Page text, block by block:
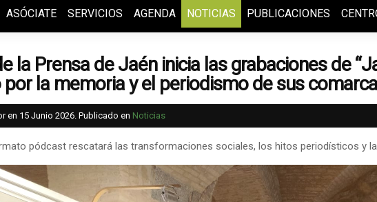
ASÓCIATE SERVICIOS AGENDA NOTICIAS PUBLICACIONES
la Prensa de Jaén inicia las grabaciones de
por la memoria y el periodismo de sus
en 15 Junio 2026. Publicado en Noticias
pódcast rescatará las transformaciones sociales, los hitos periodísticos y